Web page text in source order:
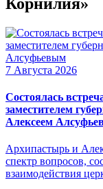
7 Августа 2026
Состоялась
заместителем
Алексеем
Архипастырь и
спектр вопросов,
взаимодействия